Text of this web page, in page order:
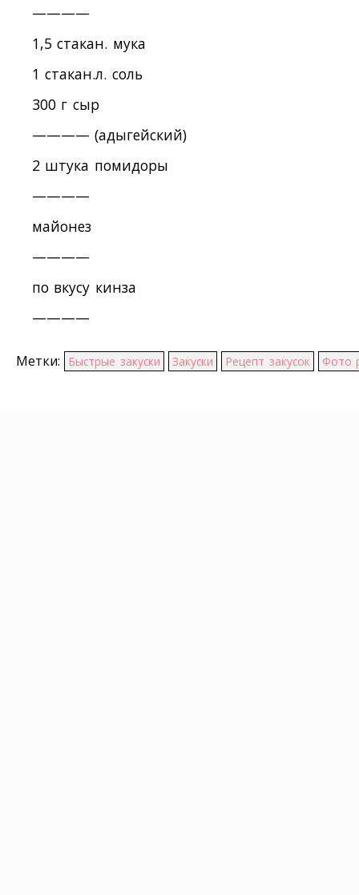
————
1,5 стакан. мука
1 стакан.л. соль
300 г сыр
———— (адыгейский)
2 штука помидоры
————
майонез
————
по вкусу кинза
————
Метки: Быстрые закуски Закуски Рецепт закусок Фото